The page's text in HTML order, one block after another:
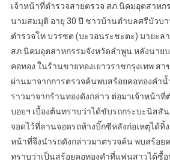
เจ้าหน้าที่ตำรวจสายตรวจ สภ.นิคมอุตสาห
นามสมมุติ อายุ 30 ปี ชาวบ้านตำบลศรีบัวบา
ตำรวจโท บวรชต (บะวอนระชะตะ) มายะล
สภ.นิคมอุตสาหกรรมจังหวัดลำพูน หลังนายบ
คอทอง ในร้านขายทองเยาวราชกรุงเทพ ส
ผ่านมาจากการตรวจค้นพบสร้อยคอทองคำ
ราวมาจากร้านทองดังกล่าว ต่อมาเจ้าหน้า
บอยฯ เบื้องต้นทราบว่าได้ขับรถกระบะนิสสั
จอดไว้ที่ลานจอดรถห้างบิ๊กซีหลังก่อเหตุได้ทิ้
หน้าที่จึงนำรถดังกล่าวมาตรวจค้น พบสร้อย
ทราบว่าเป็นสร้อยคอทองคำที่แฟนสาวได้ซื้